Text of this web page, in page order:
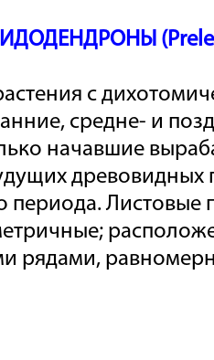
с
средне- и
начавшие
древовидных
периода. Листовые
рядами,